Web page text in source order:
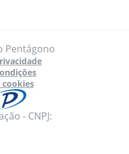
Pentágono
cookies
- CNPJ: